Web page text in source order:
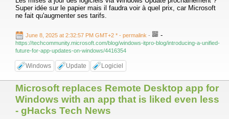
Super idée sur le papier mais il faudra voir à quel prix, car Microsoft
ne fait qu'augmenter ses tarifs.
June 8, 2025 at 2:32:57 PM GMT+2 * - permalink - -
https://techcommunity.microsoft.com/blog/windows-itpro-blog/introducing-a-unified-
future-for-app-updates-on-windows/4416354
Windows Update Logiciel
Microsoft replaces Remote Desktop app for
Windows with an app that is liked even less
- gHacks Tech News